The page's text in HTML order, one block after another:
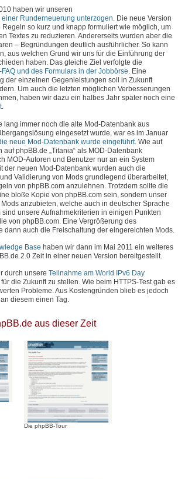
haben wir unseren
Runderneuerung unterzogen. Die neue Version
so kurz und knapp formuliert wie möglich, um
Textes zu reduzieren. Andererseits wurden aber die
– Begründungen deutlich ausführlicher. So kann
aus welchen Grund wir uns für die Einführung der
haben. Das gleiche Ziel verfolgte die
und des Formulars in der Jobbörse. Eine
der einzelnen Gegenleistungen soll in Zukunft
Um auch die letzten möglichen Verbesserungen
haben wir dazu ein halbes Jahr später noch eine
.
lang immer noch die alte Mod-Datenbank aus
eingesetzt wurde, war es im Januar
neue Mod-Datenbank wurde eingeführt. Wie auf
phpBB.de „Titania“ als MOD-Datenbank
MOD-Autoren und Benutzer nur an ein System
der neuen Mod-Datenbank wurden auch die
Validierung von Mods grundlegend überarbeitet,
von phpBB.com anzulehnen. Trotzdem sollte die
bloße Kopie von phpBB.com sein, sondern unser
anzubieten, welche auch in deutscher Sprache
unsere Aufnahmekriterien in einigen Punkten
von phpBB.com. Eine Vergrößerung des
dann auch die Freischaltung der eingereichten Mods.
Base haben wir dann im Mai 2011 ein weiteres
2.0 Zeit in einer neuen Version bereitgestellt.
durch unsere Teilnahme am World IPv6 Day
die Zukunft zu stellen. Wie beim HTTPS-Test gab es
Probleme. Aus Kostengründen blieb es jedoch
diesem einen Tag.
aus dieser Zeit
Die phpBB-Tour